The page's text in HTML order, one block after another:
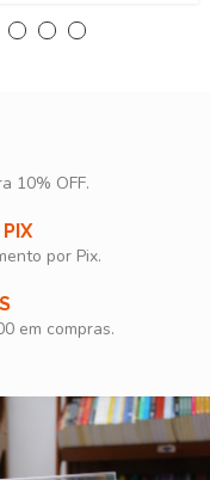
10% OFF.​
por Pix.
em compras.